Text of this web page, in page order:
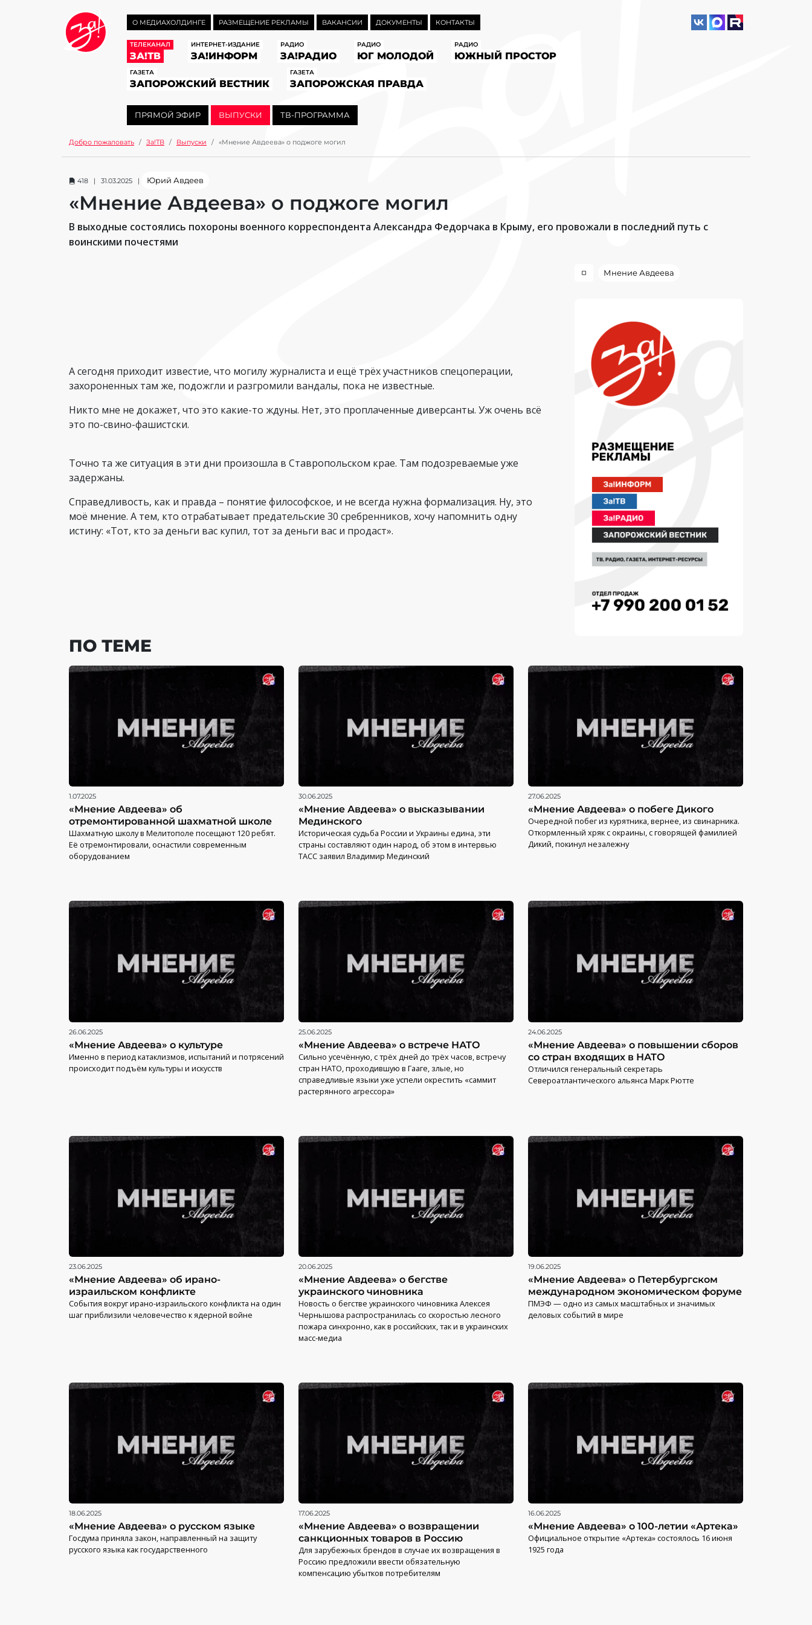
О МЕДИАХОЛДИНГЕ РАЗМЕЩЕНИЕ РЕКЛАМЫ ВАКАНСИИ ДОКУМЕНТЫ КОНТАКТЫ
ТЕЛЕКАНАЛ
ЗА!ТВ
ИНТЕРНЕТ-ИЗДАНИЕ
ЗА!ИНФОРМ
РАДИО
ЗА!РАДИО
РАДИО
ЮГ МОЛОДОЙ
РАДИО
ЮЖНЫЙ ПРОСТОР
ГАЗЕТА
ЗАПОРОЖСКИЙ ВЕСТНИК
ГАЗЕТА
ЗАПОРОЖСКАЯ ПРАВДА
ПРЯМОЙ ЭФИР ВЫПУСКИ ТВ-ПРОГРАММА
Добро пожаловать За!ТВ Выпуски «Мнение Авдеева» о поджоге могил
418 | 31.03.2025 | Юрий Авдеев
«Мнение Авдеева» о поджоге могил
В выходные состоялись похороны военного корреспондента Александра Федорчака в Крыму, его провожали в последний путь с
воинскими почестями
А сегодня приходит известие, что могилу журналиста и ещё трёх участников спецоперации,
захороненных там же, подожгли и разгромили вандалы, пока не известные.
Никто мне не докажет, что это какие-то ждуны. Нет, это проплаченные диверсанты. Уж очень всё
это по-свино-фашистски.
Точно та же ситуация в эти дни произошла в Ставропольском крае. Там подозреваемые уже
задержаны.
Справедливость, как и правда – понятие философское, и не всегда нужна формализация. Ну, это
моё мнение. А тем, кто отрабатывает предательские 30 сребренников, хочу напомнить одну
истину: «Тот, кто за деньги вас купил, тот за деньги вас и продаст».
Мнение Авдеева
ПО ТЕМЕ
1.07.2025
«Мнение Авдеева» об
отремонтированной шахматной школе
Шахматную школу в Мелитополе посещают 120 ребят.
Её отремонтировали, оснастили современным
оборудованием
30.06.2025
«Мнение Авдеева» о высказывании
Мединского
Историческая судьба России и Украины едина, эти
страны составляют один народ, об этом в интервью
ТАСС заявил Владимир Мединский
27.06.2025
«Мнение Авдеева» о побеге Дикого
Очередной побег из курятника, вернее, из свинарника.
Откормленный хряк с окраины, с говорящей фамилией
Дикий, покинул незалежну
26.06.2025
«Мнение Авдеева» о культуре
Именно в период катаклизмов, испытаний и потрясений
происходит подъём культуры и искусств
25.06.2025
«Мнение Авдеева» о встрече НАТО
Сильно усечённую, с трёх дней до трёх часов, встречу
стран НАТО, проходившую в Гааге, злые, но
справедливые языки уже успели окрестить «саммит
растерянного агрессора»
24.06.2025
«Мнение Авдеева» о повышении сборов
со стран входящих в НАТО
Отличился генеральный секретарь
Североатлантического альянса Марк Рютте
23.06.2025
«Мнение Авдеева» об ирано-
израильском конфликте
События вокруг ирано-израильского конфликта на один
шаг приблизили человечество к ядерной войне
20.06.2025
«Мнение Авдеева» о бегстве
украинского чиновника
Новость о бегстве украинского чиновника Алексея
Чернышова распространилась со скоростью лесного
пожара синхронно, как в российских, так и в украинских
масс-медиа
19.06.2025
«Мнение Авдеева» о Петербургском
международном экономическом форуме
ПМЭФ — одно из самых масштабных и значимых
деловых событий в мире
18.06.2025
«Мнение Авдеева» о русском языке
Госдума приняла закон, направленный на защиту
русского языка как государственного
17.06.2025
«Мнение Авдеева» о возвращении
санкционных товаров в Россию
Для зарубежных брендов в случае их возвращения в
Россию предложили ввести обязательную
компенсацию убытков потребителям
16.06.2025
«Мнение Авдеева» о 100-летии «Артека»
Официальное открытие «Артека» состоялось 16 июня
1925 года